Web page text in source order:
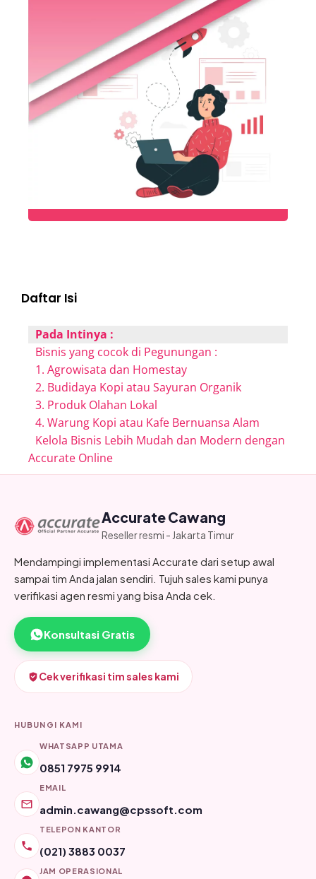
Daftar Isi
Pada Intinya :
Bisnis yang cocok di Pegunungan :
1. Agrowisata dan Homestay
2. Budidaya Kopi atau Sayuran Organik
3. Produk Olahan Lokal
4. Warung Kopi atau Kafe Bernuansa Alam
Kelola Bisnis Lebih Mudah dan Modern dengan
Accurate Online
Accurate Cawang
Reseller resmi - Jakarta Timur
Mendampingi implementasi Accurate dari setup awal
sampai tim Anda jalan sendiri. Tujuh sales kami punya
verifikasi agen resmi yang bisa Anda cek.
Konsultasi Gratis
Cek verifikasi tim sales kami
HUBUNGI KAMI
WHATSAPP UTAMA
0851 7975 9914
EMAIL
admin.cawang@cpssoft.com
TELEPON KANTOR
(021) 3883 0037
JAM OPERASIONAL